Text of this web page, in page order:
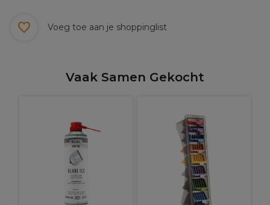
Voeg toe aan je shoppinglist
Vaak Samen Gekocht